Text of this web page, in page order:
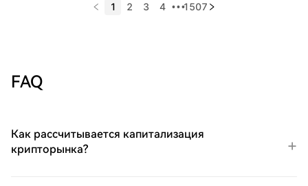
1 2 3 4 •••1507
FAQ
Как рассчитывается капитализация
крипторынка?